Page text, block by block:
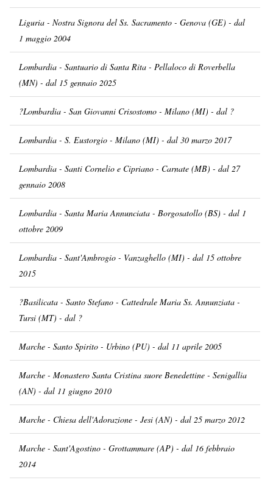
Liguria - Nostra Signora del Ss. Sacramento - Genova (GE) - dal
1 maggio 2004
Lombardia - Santuario di Santa Rita - Pellaloco di Roverbella
(MN) - dal 15 gennaio 2025
?Lombardia - San Giovanni Crisostomo - Milano (MI) - dal ?
Lombardia - S. Eustorgio - Milano (MI) - dal 30 marzo 2017
Lombardia - Santi Cornelio e Cipriano - Carnate (MB) - dal 27
gennaio 2008
Lombardia - Santa Maria Annunciata - Borgosatollo (BS) - dal 1
ottobre 2009
Lombardia - Sant'Ambrogio - Vanzaghello (MI) - dal 15 ottobre
2015
?Basilicata - Santo Stefano - Cattedrale Maria Ss. Annunziata -
Tursi (MT) - dal ?
Marche - Santo Spirito - Urbino (PU) - dal 11 aprile 2005
Marche - Monastero Santa Cristina suore Benedettine - Senigallia
(AN) - dal 11 giugno 2010
Marche - Chiesa dell'Adorazione - Jesi (AN) - dal 25 marzo 2012
Marche - Sant'Agostino - Grottammare (AP) - dal 16 febbraio
2014